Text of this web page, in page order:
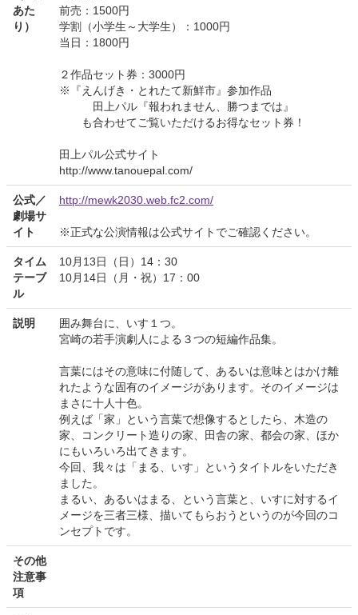
あた
り）
前売：1500円
学割（小学生～大学生）：1000円
当日：1800円
２作品セット券：3000円
※『えんげき・とれたて新鮮市』参加作品
田上パル『報われません、勝つまでは』
も合わせてご覧いただけるお得なセット券！
田上パル公式サイト
http://www.tanouepal.com/
公式／
劇場サ
イト
http://mewk2030.web.fc2.com/
※正式な公演情報は公式サイトでご確認ください。
タイム
テーブ
ル
10月13日（日）14：30
10月14日（月・祝）17：00
説明
囲み舞台に、いす１つ。
宮崎の若手演劇人による３つの短編作品集。
言葉にはその意味に付随して、あるいは意味とはかけ離
れたような固有のイメージがあります。そのイメージは
まさに十人十色。
例えば「家」という言葉で想像するとしたら、木造の
家、コンクリート造りの家、田舎の家、都会の家、ほか
にもいろいろ出てきます。
今回、我々は「まる、いす」というタイトルをいただき
ました。
まるい、あるいはまる、という言葉と、いすに対するイ
メージを三者三様、描いてもらおうというのが今回のコ
ンセプトです。
その他
注意事
項